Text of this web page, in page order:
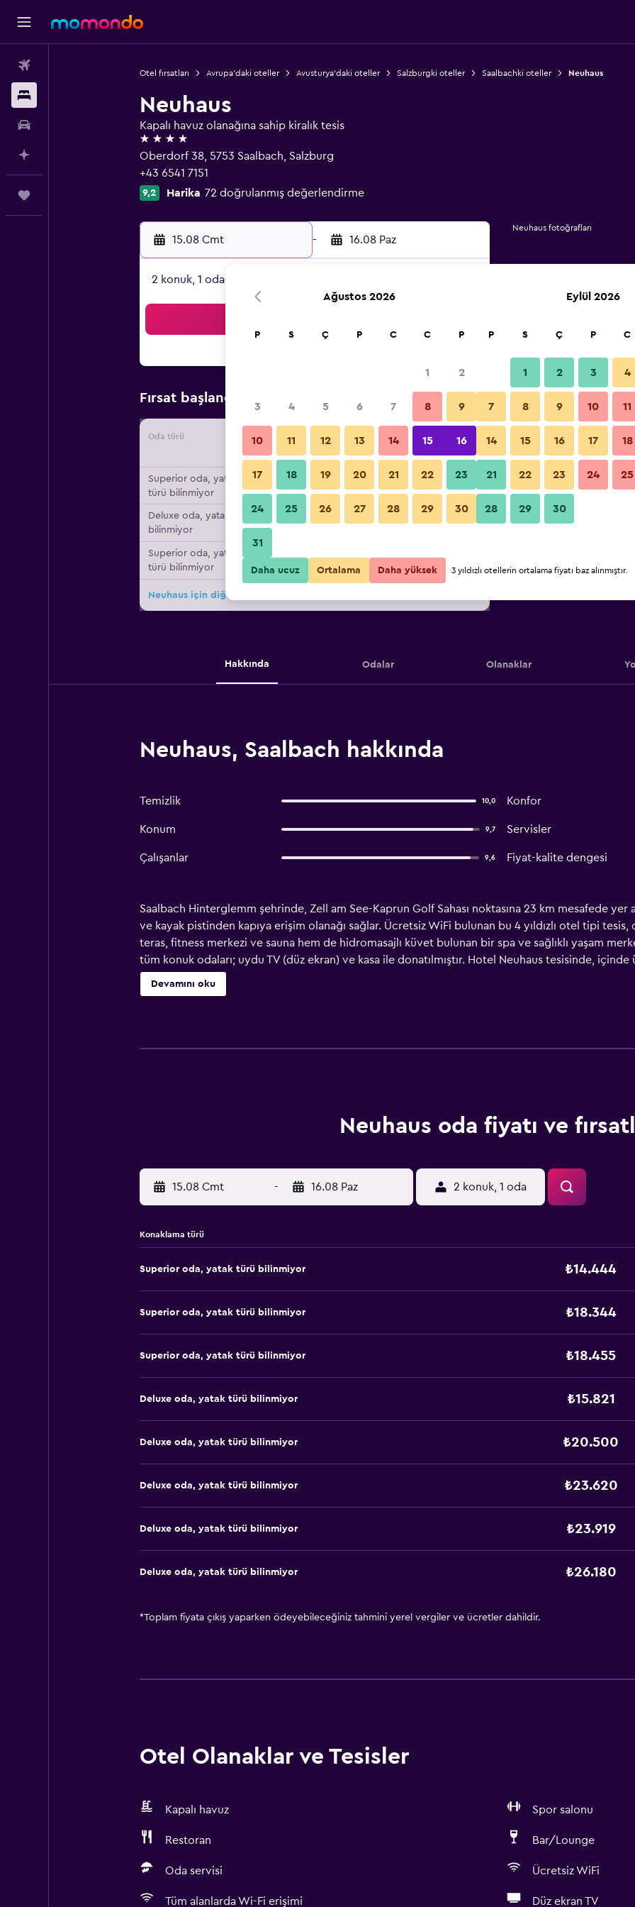
Otel fırsatları Avrupa'daki oteller Avusturya'daki oteller Salzburgki oteller Saalbachki oteller Neuhaus
Neuhaus
Kapalı havuz olanağına sahip kiralık tesis
4 yıldız
Oberdorf 38, 5753 Saalbach, Salzburg
+43 6541 7151
9,2 Harika 72 doğrulanmış değerlendirme
15.08 Cmt - 16.08 Paz
2 konuk, 1 oda
Fırsat başlangıç fiyatı En ucuz gecelik fiyat
Oda türü Tedarikçi
Gecelik
Superior oda, yatak
türü bilinmiyor
₺14.444 Fırsatı Görüntüle
Deluxe oda, yatak türü
bilinmiyor
₺15.821 Fırsatı Görüntüle
Superior oda, yatak
türü bilinmiyor
₺18.344 Fırsatı Görüntüle
Neuhaus için diğer 8fırsat
Neuhaus fotoğrafları
Hakkında Odalar Olanaklar
Neuhaus, Saalbach hakkında
Temizlik 10,0 Konfor
Konum 9,7 Servisler
Çalışanlar 9,6 Fiyat-kalite dengesi
Saalbach Hinterglemm şehrinde, Zell am See-Kaprun Golf Sahası noktasına 23 km mesafede
ve kayak pistinden kapıya erişim olanağı sağlar. Ücretsiz WiFi bulunan bu 4 yıldızlı otel tipi
teras, fitness merkezi ve sauna hem de hidromasajlı küvet bulunan bir spa ve sağlıklı yaşam
tüm konuk odaları; uydu TV (düz ekran) ve kasa ile donatılmıştır. Hotel Neuhaus tesisinde,
makinesi yer alan bir özel banyo odalarda mevcuttur. Hotel Neuhaus tesisi açık büfe veya
Avusturya mutfağından yemekler sunan bir restoran bulunur. Ayrıca vejetaryen, süt ürünü
Devamını oku
Neuhaus oda fiyatı ve
15.08 Cmt - 16.08 Paz 2 konuk, 1 oda
Konaklama türü
Superior oda, yatak türü bilinmiyor ₺14.444
Superior oda, yatak türü bilinmiyor ₺18.344
Superior oda, yatak türü bilinmiyor ₺18.455
Deluxe oda, yatak türü bilinmiyor ₺15.821
Deluxe oda, yatak türü bilinmiyor ₺20.500
Deluxe oda, yatak türü bilinmiyor ₺23.620
Deluxe oda, yatak türü bilinmiyor ₺23.919
Deluxe oda, yatak türü bilinmiyor ₺26.180
*Toplam fiyata çıkış yaparken ödeyebileceğiniz tahmini yerel vergiler ve ücretler dahildir.
Otel Olanaklar ve Tesisler
Kapalı havuz Spor salonu
Restoran Bar/Lounge
Oda servisi Ücretsiz WiFi
Tüm alanlarda Wi-Fi erişimi Düz ekran TV
Ağustos 2026
P S Ç P C C P
1 2
3 4 5 6 7 8 9
10 11 12 13 14 15 16
17 18 19 20 21 22 23
24 25 26 27 28 29 30
31
Eylül 2026
P S Ç P C
1 2 3 4
7 8 9 10 11
14 15 16 17 18
21 22 23 24 25
28 29 30
Daha ucuz Ortalama Daha yüksek 3 yıldızlı otellerin ortalama fiyatı baz alınmıştır.